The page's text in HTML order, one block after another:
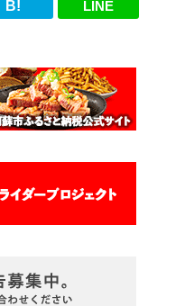
B! LINE